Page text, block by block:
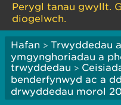
Perygl tanau gwyllt.
diogelwch.
Hafan > Trwyddedau
ymgynghoriadau a
trwyddedau >
benderfynwyd ac a
drwyddedau morol